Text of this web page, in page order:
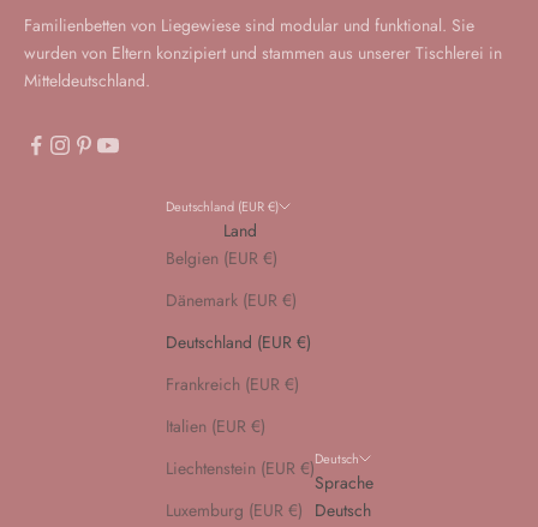
Familienbetten von Liegewiese sind modular und funktional. Sie
wurden von Eltern konzipiert und stammen aus unserer Tischlerei in
Mitteldeutschland.
Deutschland (EUR €)
Land
Belgien (EUR €)
Dänemark (EUR €)
Deutschland (EUR €)
Frankreich (EUR €)
Italien (EUR €)
Liechtenstein (EUR €)
Luxemburg (EUR €)
Deutsch
Sprache
Deutsch